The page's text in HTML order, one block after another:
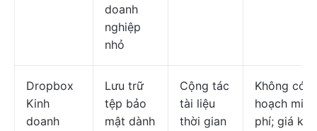
doanh
nghiệp
nhỏ
Dropbox
Kinh
doanh
Lưu trữ
tệp bảo
mật dành
Cộng tác
tài liệu
thời gian
Không có
hoạch miễn
phí; giá